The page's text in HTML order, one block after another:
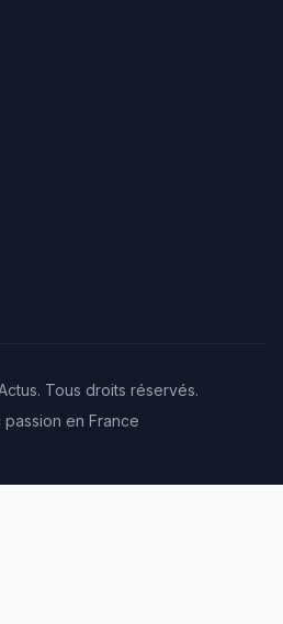
Tous droits réservés.
passion en France